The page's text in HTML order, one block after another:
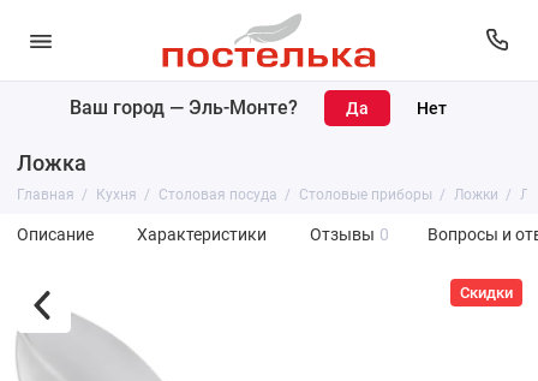
Ваш город — Эль-Монте?
Ложка
Главная Кухня Столовая посуда Столовые приборы Ложки
Описание Характеристики Отзывы 0 Вопросы и
Скидки